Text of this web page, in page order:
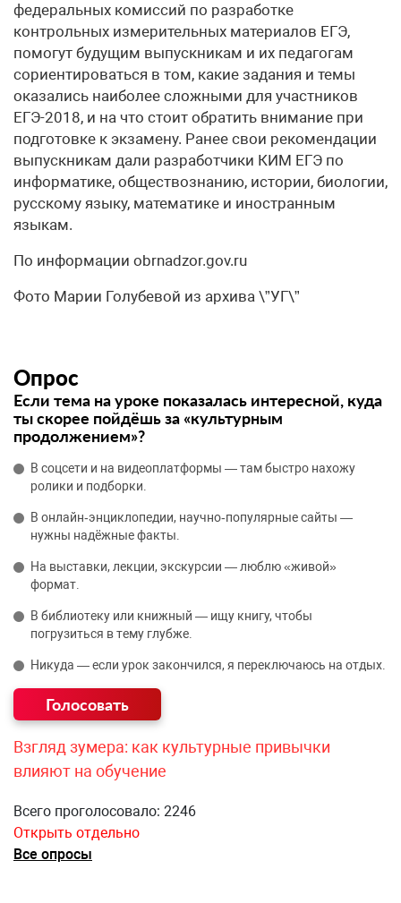
федеральных комиссий по разработке
контрольных измерительных материалов ЕГЭ,
помогут будущим выпускникам и их педагогам
сориентироваться в том, какие задания и темы
оказались наиболее сложными для участников
ЕГЭ-2018, и на что стоит обратить внимание при
подготовке к экзамену. Ранее свои рекомендации
выпускникам дали разработчики КИМ ЕГЭ по
информатике, обществознанию, истории, биологии,
русскому языку, математике и иностранным
языкам.
По информации obrnadzor.gov.ru
Фото Марии Голубевой из архива \”УГ\”
Опрос
Если тема на уроке показалась интересной, куда
ты скорее пойдёшь за «культурным
продолжением»?
В соцсети и на видеоплатформы — там быстро нахожу
ролики и подборки.
В онлайн‑энциклопедии, научно‑популярные сайты —
нужны надёжные факты.
На выставки, лекции, экскурсии — люблю «живой»
формат.
В библиотеку или книжный — ищу книгу, чтобы
погрузиться в тему глубже.
Никуда — если урок закончился, я переключаюсь на отдых.
Взгляд зумера: как культурные привычки
влияют на обучение
Всего проголосовало: 2246
Открыть отдельно
Все опросы